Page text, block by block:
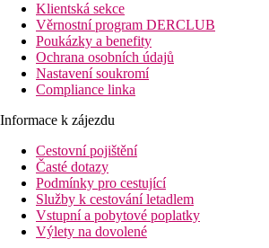
Klientská sekce
Věrnostní program DERCLUB
Poukázky a benefity
Ochrana osobních údajů
Nastavení soukromí
Compliance linka
Informace k zájezdu
Cestovní pojištění
Časté dotazy
Podmínky pro cestující
Služby k cestování letadlem
Vstupní a pobytové poplatky
Výlety na dovolené